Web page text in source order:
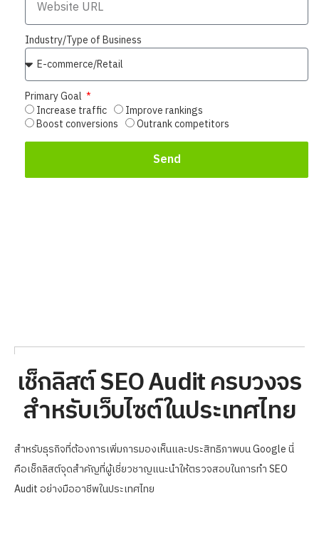
Industry/Type of Business
Primary Goal
Increase traffic
Improve rankings
Boost conversions
Outrank competitors
Send
เช็กลิสต์ SEO Audit ครบวงจร
สำหรับเว็บไซต์ในประเทศไทย
สำหรับธุรกิจที่ต้องการเพิ่มการมองเห็นและประสิทธิภาพบน Google นี่
คือเช็กลิสต์จุดสำคัญที่ผู้เชี่ยวชาญแนะนำให้ตรวจสอบในการทำ SEO
Audit อย่างมืออาชีพในประเทศไทย